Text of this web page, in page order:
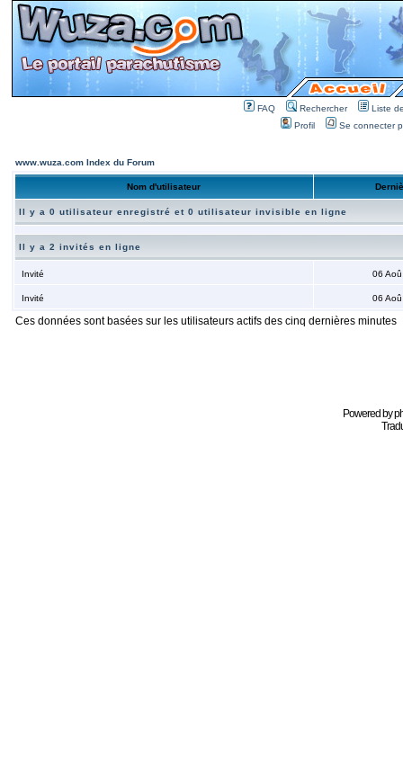
FAQ Rechercher
Liste
Profil
Se connecter
www.wuza.com Index du Forum
Nom d'utilisateur
Il y a 0 utilisateur enregistré et 0 utilisateur invisible en ligne
Il y a 2 invités en ligne
Invité 06
Invité 06
Ces données sont basées sur les utilisateurs actifs des cinq dernières minutes
Powered by